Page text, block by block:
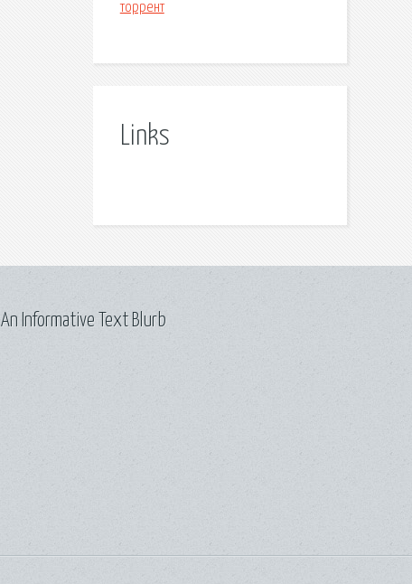
торрент
Links
An Informative Text Blurb